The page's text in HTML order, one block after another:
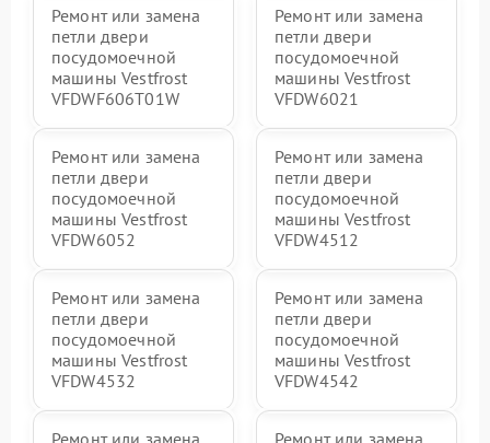
Ремонт или замена
петли двери
посудомоечной
машины Vestfrost
VFDWF606T01W
Ремонт или замена
петли двери
посудомоечной
машины Vestfrost
VFDW6021
Ремонт или замена
петли двери
посудомоечной
машины Vestfrost
VFDW6052
Ремонт или замена
петли двери
посудомоечной
машины Vestfrost
VFDW4512
Ремонт или замена
петли двери
посудомоечной
машины Vestfrost
VFDW4532
Ремонт или замена
петли двери
посудомоечной
машины Vestfrost
VFDW4542
Ремонт или замена
Ремонт или замена